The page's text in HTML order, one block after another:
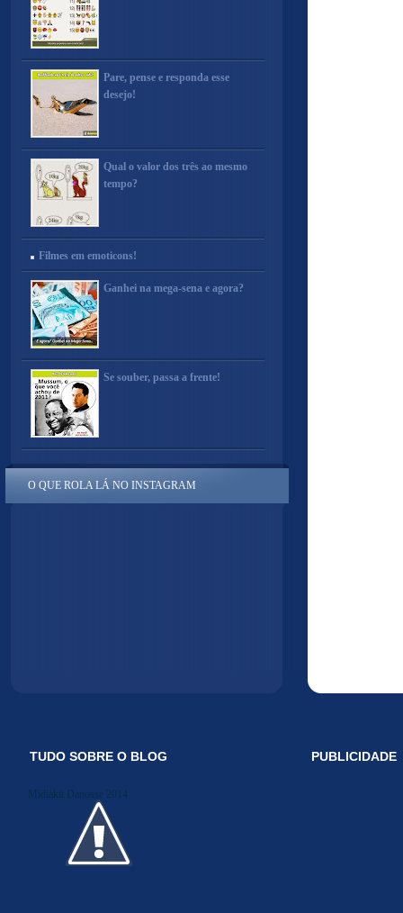
Pare, pense e responda esse
desejo!
Qual o valor dos três ao mesmo
tempo?
Filmes em emoticons!
Ganhei na mega-sena e agora?
Se souber, passa a frente!
O QUE ROLA LÁ NO INSTAGRAM
TUDO SOBRE O BLOG
Midiakit Danosse 2014
PUBLICIDADE